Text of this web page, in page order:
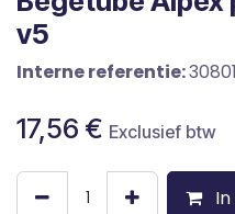
v5
Interne referentie:
17,56 € Exclusief btw